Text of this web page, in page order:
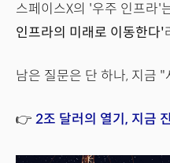
스페이스X의 '우주 인프라'
인프라의 미래로 이동한다'
남은 질문은 단 하나, 지금
👉 2조 달러의 열기, 지금